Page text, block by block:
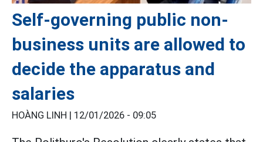
Self-governing public non-
business units are allowed to
decide the apparatus and
salaries
HOÀNG LINH | 12/01/2026 - 09:05